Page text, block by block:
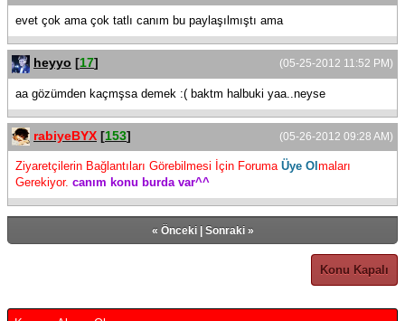
evet çok ama çok tatlı canım bu paylaşılmıştı ama
(05-25-2012 11:52 PM)
heyyo [17]
aa gözümden kaçmşsa demek :( baktm halbuki yaa..neyse
(05-26-2012 09:28 AM)
rabiyeBYX [153]
Ziyaretçilerin Bağlantıları Görebilmesi İçin Foruma Üye Ol maları
Gerekiyor. canım konu burda var^^
« Önceki| Sonraki»
Konu Kapalı